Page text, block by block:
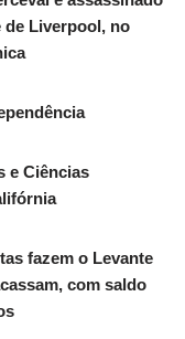
de Liverpool, no
e Ciências
fazem o Levante
com saldo